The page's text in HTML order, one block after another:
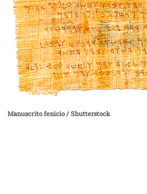
Manuscrito fenicio / Shutterstock